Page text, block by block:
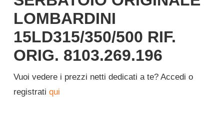
LOMBARDINI
15LD315/350/500 RIF.
ORIG. 8103.269.196
Vuoi vedere i prezzi netti dedicati a te? Accedi o
registrati qui